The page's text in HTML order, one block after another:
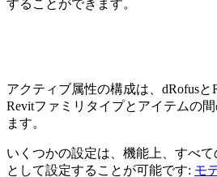
することができます。
アクティブ属性の構成は、dRofusと
Revitファミリタイプとアイテムの
ます。
いくつかの設定は、機能上、すべ
として設定することが可能です: モ